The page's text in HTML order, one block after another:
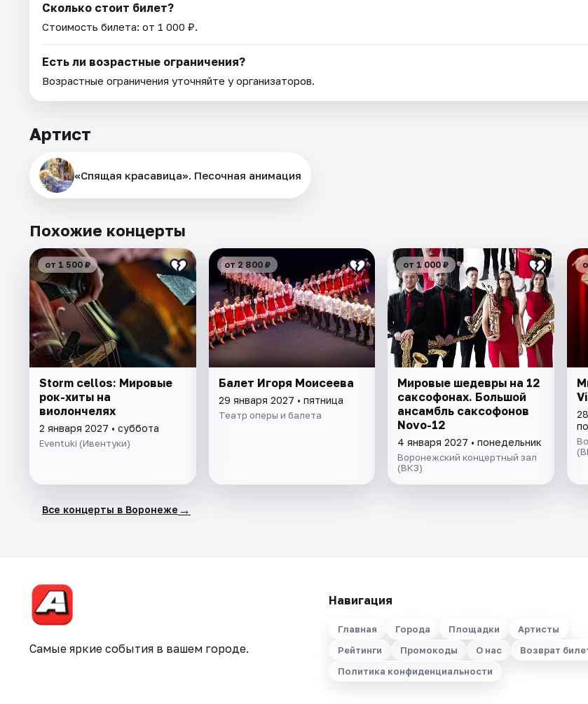
Сколько стоит билет?
Стоимость билета: от 1 000 ₽.
Есть ли возрастные ограничения?
Возрастные ограничения уточняйте у организаторов.
Артист
«Спящая красавица». Песочная анимация
Похожие концерты
от 1 500 ₽
Storm cellos: Мировые
рок-хиты на
виолончелях
2 января 2027 • суббота
Eventuki (Ивентуки)
от 2 800 ₽
Балет Игоря Моисеева
29 января 2027 • пятница
Театр оперы и балета
от 1 000 ₽
Мировые шедевры на 12
саксофонах. Большой
ансамбль саксофонов
Novo-12
4 января 2027 • понедельник
Воронежский концертный зал
(ВКЗ)
Все концерты в Воронеже →
Самые яркие события в вашем городе.
Навигация
Главная Города Площадки
Артисты
Рейтинги
Промокоды О нас
Возврат
Политика конфиденциальности